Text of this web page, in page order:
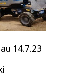
14.7.23